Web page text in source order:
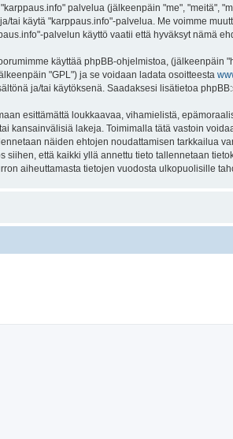
palvelua (jälkeenpäin "me", "meitä",
tai käytä "karppaus.info"-palvelua. Me voimme
palvelun käyttö vaatii että hyväksyt nämä
käyttää phpBB-ohjelmistoa, (jälkeenpäin
"GPL") ja se voidaan ladata osoitteesta
ja/tai käytöksenä. Saadaksesi lisätietoa
esittämättä loukkaavaa, vihamielistä,
kansainvälisiä lakeja. Toimimalla tätä vastoin
näiden ehtojen noudattamisen tarkkailua
siihen, että kaikki yllä annettu tieto tallennetaan
aiheuttamasta tietojen vuodosta ulkopuolisille